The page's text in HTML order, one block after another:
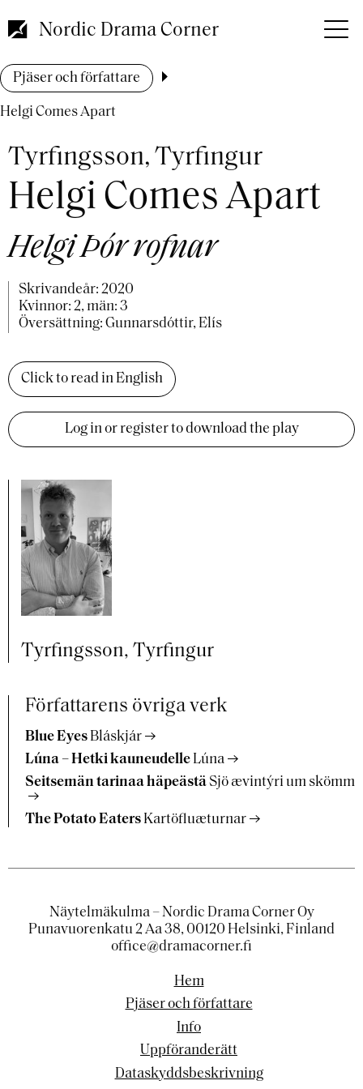
till
huvudinnehåll
Nordic Drama Corner
Länkstig
Pjäser och författare
Helgi Comes Apart
Tyrfingsson, Tyrfingur
Helgi Comes Apart
Helgi Þór rofnar
Skrivandeår: 2020
Kvinnor: 2, män: 3
Översättning: Gunnarsdóttir, Elís
Click to read in English
Log in or register to download the play
Tyrfingsson, Tyrfingur
Författarens övriga verk
Blue Eyes Bláskjár
Lúna – Hetki kauneudelle Lúna
Seitsemän tarinaa häpeästäSjö ævintýri um skömm
The Potato Eaters Kartöfluæturnar
Näytelmäkulma – Nordic Drama Corner Oy
Punavuorenkatu 2 Aa 38, 00120 Helsinki, Finland
office@dramacorner.fi
Hem
Pjäser och författare
Info
Uppföranderätt
Dataskyddsbeskrivning